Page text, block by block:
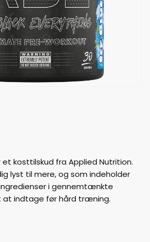
et kosttilskud fra Applied Nutrition.
lyst til mere, og som indeholder
i gennemtænkte
at indtage før hård træning.